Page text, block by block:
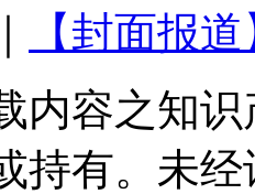
【封面报
内容之知
持有。未